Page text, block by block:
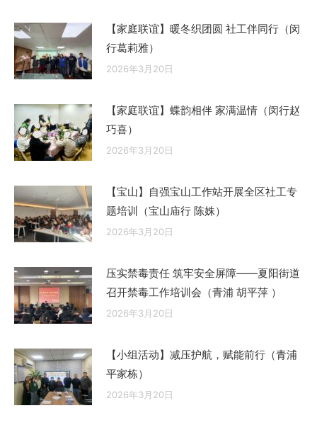
【家庭联谊】暖冬织团圆 社工伴同行（闵
行葛莉雅）
2026年3月20日
【家庭联谊】蝶韵相伴 家满温情（闵行赵
巧喜）
2026年3月20日
【宝山】自强宝山工作站开展全区社工专
题培训（宝山庙行 陈姝）
2026年3月20日
压实禁毒责任 筑牢安全屏障——夏阳街道
召开禁毒工作培训会（青浦 胡平萍 ）
2026年3月20日
【小组活动】减压护航，赋能前行（青浦
平家栋）
2026年3月20日